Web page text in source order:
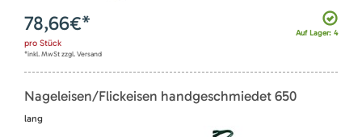
Auf Lager: 4
78,66€*
pro Stück
*inkl. MwSt zzgl. Versand
Nageleisen/Flickeisen handgeschmiedet 650
lang